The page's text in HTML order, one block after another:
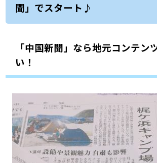
聞」でスタート♪
「中国新聞」なら地元コンテン
い！